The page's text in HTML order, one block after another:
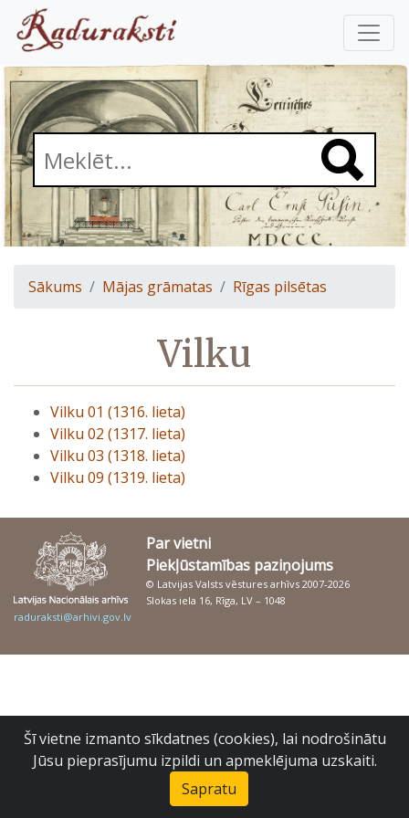
Sākums Mājas grāmatas Rīgas pilsētas
Vilku
Vilku 01 (1316. lieta)
Vilku 02 (1317. lieta)
Vilku 03 (1318. lieta)
Vilku 09 (1319. lieta)
Par vietni
Piekļūstamības paziņojums
© Latvijas Valsts vēstures arhīvs 2007-2026
Slokas iela 16, Rīga, LV – 1048
raduraksti@arhivi.gov.lv
Šī vietne izmanto sīkdatnes (cookies), lai nodrošinātu
Jūsu pieprasījumu izpildi un apmeklējuma uzskaiti.
Sapratu